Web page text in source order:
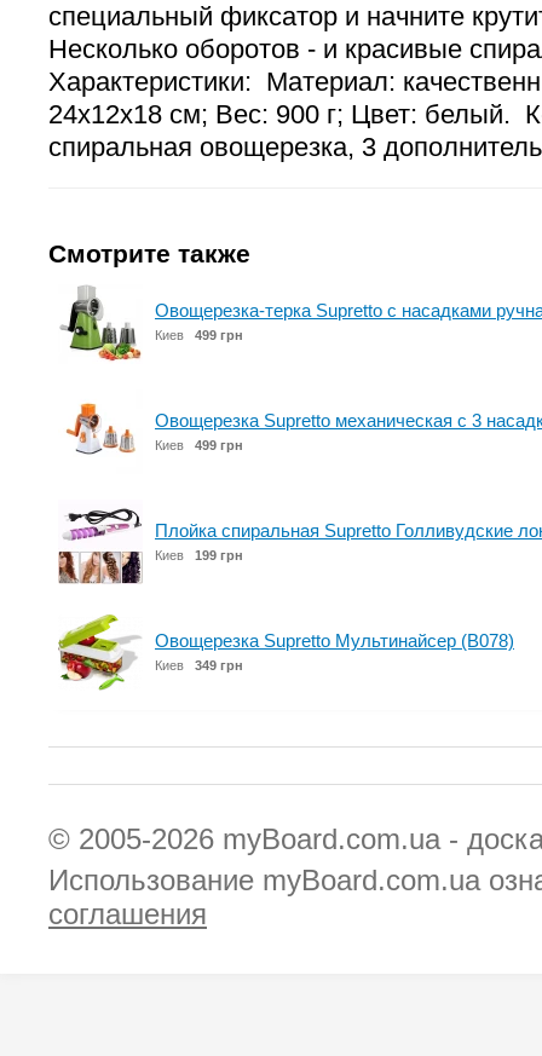
специальный фиксатор и начните
Несколько оборотов - и красивые
Характеристики: Материал:
24х12х18 см; Вес: 900 г; Цвет: белый.
спиральная овощерезка, 3
Смотрите также
Овощерезка-терка Supretto с насадками
Киев 499 грн
Овощерезка Supretto механическая с 3
Киев 499 грн
Плойка спиральная Supretto Голливудские
Киев 199 грн
Овощерезка Supretto Мультинайсер (B078)
Киев 349 грн
© 2005-2026 myBoard.com.ua -
Использование myBoard.com.ua
соглашения